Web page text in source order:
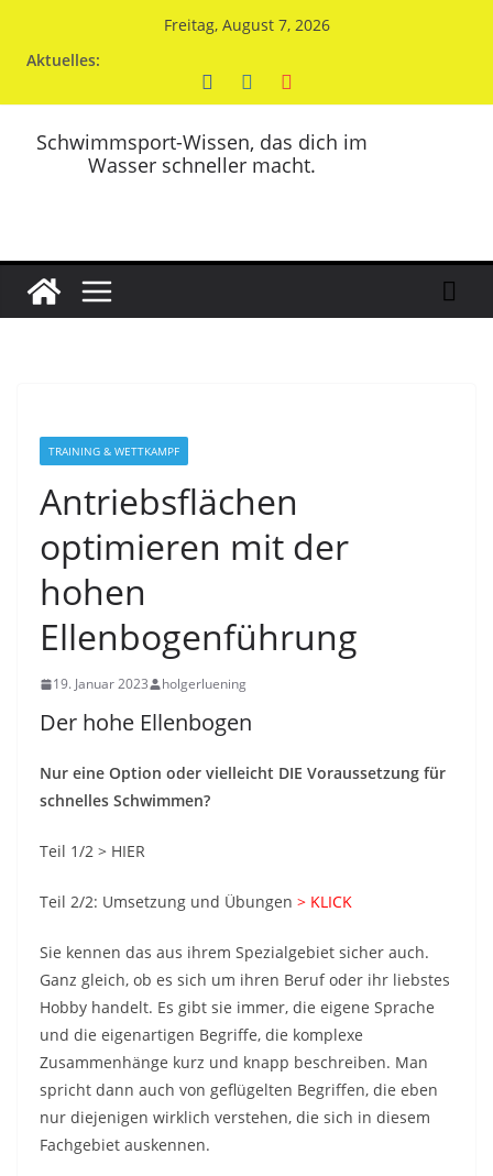
Freitag, August 7, 2026
Aktuelles:
Schwimmsport-Wissen, das dich im
Wasser schneller macht.
TRAINING & WETTKAMPF
Antriebsflächen
optimieren mit der
hohen
Ellenbogenführung
19. Januar 2023 holgerluening
Der hohe Ellenbogen
Nur eine Option oder vielleicht DIE Voraussetzung für
schnelles Schwimmen?
Teil 1/2 > HIER
Teil 2/2: Umsetzung und Übungen > KLICK
Sie kennen das aus ihrem Spezialgebiet sicher auch.
Ganz gleich, ob es sich um ihren Beruf oder ihr liebstes
Hobby handelt. Es gibt sie immer, die eigene Sprache
und die eigenartigen Begriffe, die komplexe
Zusammenhänge kurz und knapp beschreiben. Man
spricht dann auch von geflügelten Begriffen, die eben
nur diejenigen wirklich verstehen, die sich in diesem
Fachgebiet auskennen.